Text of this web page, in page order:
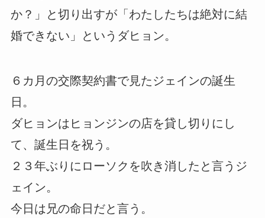
か？」と切り出すが「わたしたちは絶対に結
婚できない」というダヒョン。
６カ月の交際契約書で見たジェインの誕生
日。
ダヒョンはヒョンジンの店を貸し切りにし
て、誕生日を祝う。
２３年ぶりにローソクを吹き消したと言うジ
ェイン。
今日は兄の命日だと言う。